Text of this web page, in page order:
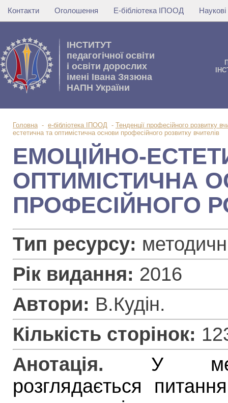
Контакти Оголошення Е-бібліотека ІПООД
IНСТИТУТ
педагогічної освіти
i освiти дорослих
імені Івана Зязюна
НАПН України
Головна- е-бібліотека ІПООД - Тенденції професійного розвитку
естетична та оптимістична основи професійного розвитку вчителів
ЕМОЦІЙНО-
ОПТИМІСТИЧНА
ПРОФЕСІЙНОГО
Тип ресурсу:
Рік видання: 2016
Автори: В.Кудін.
Кількість сторінок:
Анотація.
У
розглядається